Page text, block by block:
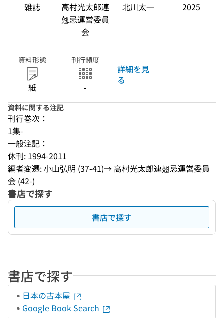
雑誌
高村光太郎連
翹忌運営委員
会
北川太一 2025
資料形態
紙
刊行頻度
-
詳細を見
る
資料に関する注記
刊行巻次：
1集-
一般注記：
休刊: 1994-2011
編者変遷: 小山弘明 (37-41)→ 高村光太郎連翹忌運営委員
会 (42-)
書店で探す
書店で探す
書店で探す
日本の古本屋
Google Book Search